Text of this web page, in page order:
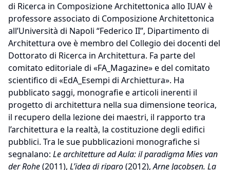
di Ricerca in Composizione Architettonica allo IUAV è
professore associato di Composizione Architettonica
all’Università di Napoli “Federico II”, Dipartimento di
Architettura ove è membro del Collegio dei docenti del
Dottorato di Ricerca in Architettura. Fa parte del
comitato editoriale di «FA_Magazine» e del comitato
scientifico di «EdA_Esempi di Archiettura». Ha
pubblicato saggi, monografie e articoli inerenti il
progetto di architettura nella sua dimensione teorica,
il recupero della lezione dei maestri, il rapporto tra
l’architettura e la realtà, la costituzione degli edifici
pubblici. Tra le sue pubblicazioni monografiche si
segnalano: Le architetture ad Aula: il paradigma Mies van
der Rohe(2011), L’idea di riparo(2012),Arne Jacobsen. La